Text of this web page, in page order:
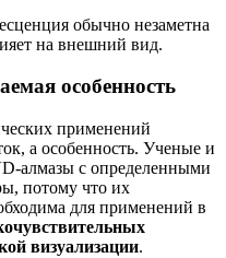
обычно незаметна
на внешний вид.
особенность
применений
а особенность. Ученые и
алмазы с определенными
потому что их
для применений в
визуализации.